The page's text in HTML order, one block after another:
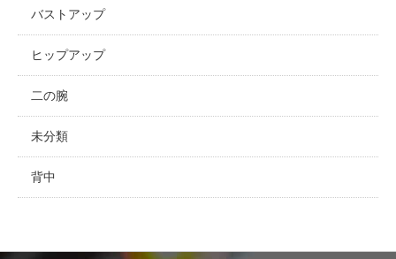
バストアップ
ヒップアップ
二の腕
未分類
背中